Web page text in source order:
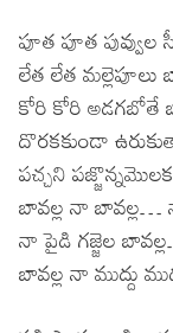
పూత పూత పువ్వుల
లేత లేత మల్లెపూలు
కోరి కోరి అడగబోతే
దొరకకుండా
పచ్చని
బావల్ల నా బావల్ల…
నా పైడి గజ్జెల
బావల్ల నా ముద్దు